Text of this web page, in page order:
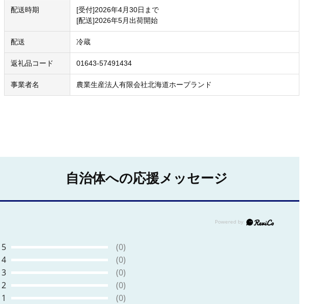
配送時期
[受付]2026年4月30日まで
[配送]2026年5月出荷開始
配送 冷蔵
返礼品コード 01643-57491434
事業者名 農業生産法人有限会社北海道ホープランド
自治体への応援メッセージ
5
(0)
4
(0)
3
(0)
2
(0)
1 (0)